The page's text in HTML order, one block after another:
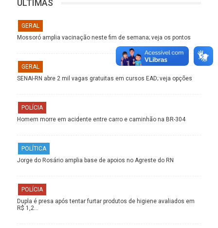
ÚLTIMAS
GERAL
Mossoró amplia vacinação neste fim de semana; veja os pontos
GERAL
SENAI-RN abre 2 mil vagas gratuitas em cursos EAD; veja opções
POLÍCIA
Homem morre em acidente entre carro e caminhão na BR-304
POLÍTICA
Jorge do Rosário amplia base de apoios no Agreste do RN
POLÍCIA
Dupla é presa após tentar furtar produtos de higiene avaliados em
R$ 1,2…